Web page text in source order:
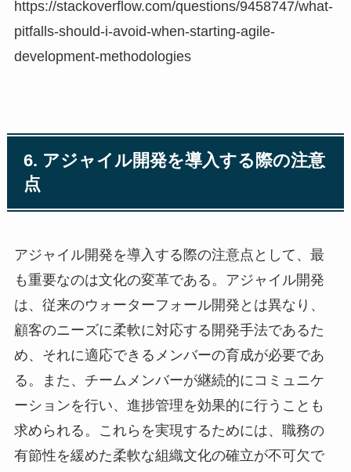
https://stackoverflow.com/questions/9458747/what-
pitfalls-should-i-avoid-when-starting-agile-
development-methodologies
6. アジャイル開発を導入する際の注意
点
アジャイル開発を導入する際の注意点として、最
も重要なのは文化の変革である。アジャイル開発
は、従来のウォーターフォール開発とは異なり、
顧客のニーズに柔軟に対応する開発手法であるた
め、それに適応できるメンバーの育成が必要であ
る。また、チームメンバーが継続的にコミュニケ
ーションを行い、進捗管理を効果的に行うことも
求められる。これらを実現するためには、職務の
有節性を緩めた柔軟な組織文化の確立が不可欠で